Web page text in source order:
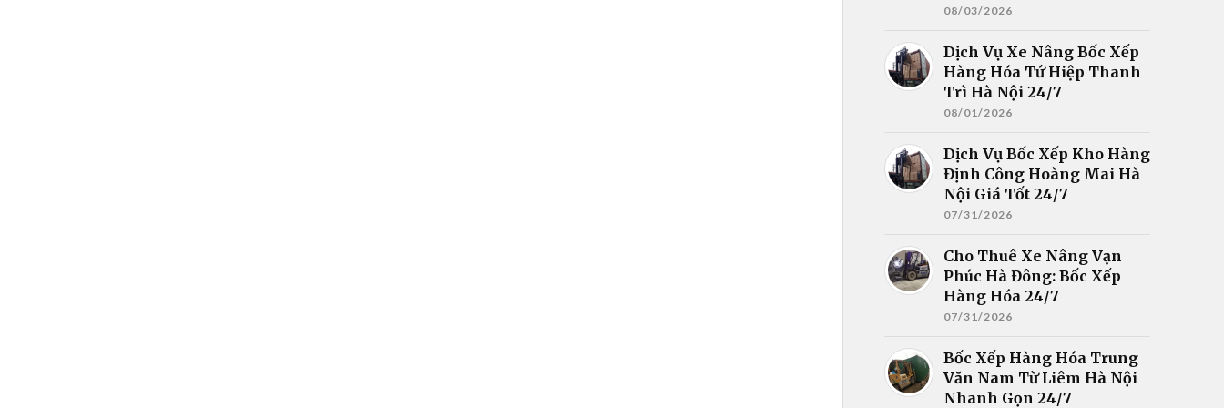
08/03/2026
Dịch Vụ Xe Nâng Bốc Xếp
Hàng Hóa Tứ Hiệp Thanh
Trì Hà Nội 24/7
08/01/2026
Dịch Vụ Bốc Xếp Kho Hàng
Định Công Hoàng Mai Hà
Nội Giá Tốt 24/7
07/31/2026
Cho Thuê Xe Nâng Vạn
Phúc Hà Đông: Bốc Xếp
Hàng Hóa 24/7
07/31/2026
Bốc Xếp Hàng Hóa Trung
Văn Nam Từ Liêm Hà Nội
Nhanh Gọn 24/7